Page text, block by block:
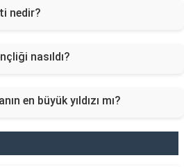
nedir?
nasıldı?
en büyük yıldızı mı?